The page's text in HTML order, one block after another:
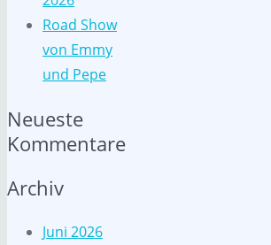
Road Show
von Emmy
und Pepe
Neueste
Kommentare
Archiv
Juni 2026